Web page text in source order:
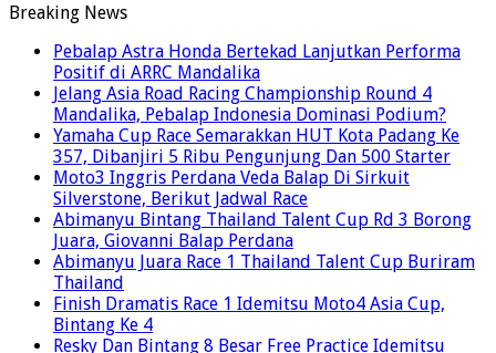
Breaking News
Pebalap Astra Honda Bertekad Lanjutkan Performa
Positif di ARRC Mandalika
Jelang Asia Road Racing Championship Round 4
Mandalika, Pebalap Indonesia Dominasi Podium?
Yamaha Cup Race Semarakkan HUT Kota Padang Ke
357, Dibanjiri 5 Ribu Pengunjung Dan 500 Starter
Moto3 Inggris Perdana Veda Balap Di Sirkuit
Silverstone, Berikut Jadwal Race
Abimanyu Bintang Thailand Talent Cup Rd 3 Borong
Juara, Giovanni Balap Perdana
Abimanyu Juara Race 1 Thailand Talent Cup Buriram
Thailand
Finish Dramatis Race 1 Idemitsu Moto4 Asia Cup,
Bintang Ke 4
Resky Dan Bintang 8 Besar Free Practice Idemitsu